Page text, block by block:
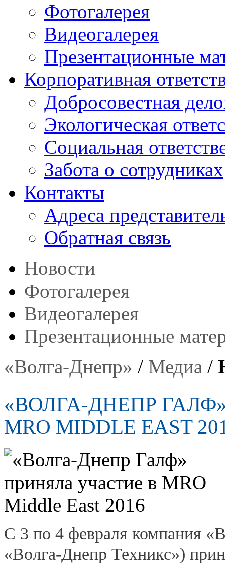
Фотогалерея
Видеогалерея
Презентационные
Корпоративная
Добросовестная
Экологическая
Социальная
Забота о сотрудниках
Контакты
Адреса
Обратная связь
Новости
Фотогалерея
Видеогалерея
Презентационные
«Волга-Днепр» / Медиа /
«ВОЛГА-ДНЕПР
MRO MIDDLE EAST
С 3 по 4 февраля компания
«Волга-Днепр Техникс»)